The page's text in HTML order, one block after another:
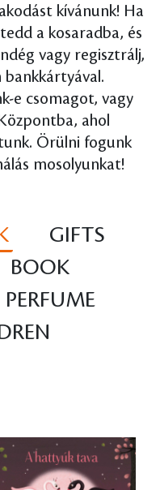
kívánunk! Ha
a kosaradba, és
vagy regisztrálj,
bankkártyával.
e csomagot, vagy
ahol
Örülni fogunk
mosolyunkat!
GIFTS
BOOK
PERFUME